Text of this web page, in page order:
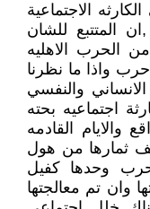
الاجتماعية
المتتبع للشان
الحرب الاهليه
واذا ما نظرنا
والنفسي
اجتماعيه بحته
والايام القادمه
ثمارها من هول
وحدها كفيل
وان تم معالجتها